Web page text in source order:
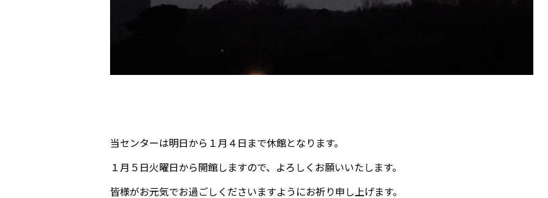
当センターは明日から１月４日まで休館となります。
１月５日火曜日から開館しますので、よろしくお願いいたします。
皆様がお元気でお過ごしくださいますようにお祈り申し上げます。